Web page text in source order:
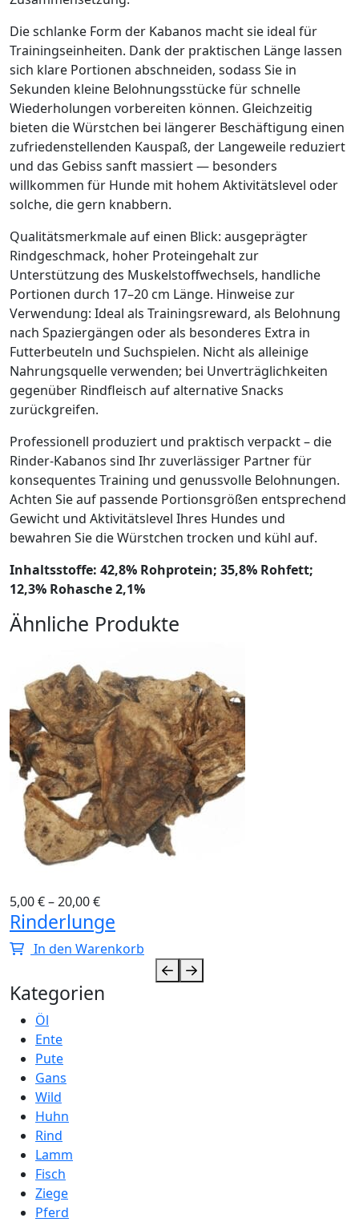
Die schlanke Form der Kabanos macht sie ideal für
Trainingseinheiten. Dank der praktischen Länge lassen
sich klare Portionen abschneiden, sodass Sie in
Sekunden kleine Belohnungsstücke für schnelle
Wiederholungen vorbereiten können. Gleichzeitig
bieten die Würstchen bei längerer Beschäftigung einen
zufriedenstellenden Kauspaß, der Langeweile reduziert
und das Gebiss sanft massiert — besonders
willkommen für Hunde mit hohem Aktivitätslevel oder
solche, die gern knabbern.
Qualitätsmerkmale auf einen Blick: ausgeprägter
Rindgeschmack, hoher Proteingehalt zur
Unterstützung des Muskelstoffwechsels, handliche
Portionen durch 17–20 cm Länge. Hinweise zur
Verwendung: Ideal als Trainingsreward, als Belohnung
nach Spaziergängen oder als besonderes Extra in
Futterbeuteln und Suchspielen. Nicht als alleinige
Nahrungsquelle verwenden; bei Unverträglichkeiten
gegenüber Rindfleisch auf alternative Snacks
zurückgreifen.
Professionell produziert und praktisch verpackt – die
Rinder-Kabanos sind Ihr zuverlässiger Partner für
konsequentes Training und genussvolle Belohnungen.
Achten Sie auf passende Portionsgrößen entsprechend
Gewicht und Aktivitätslevel Ihres Hundes und
bewahren Sie die Würstchen trocken und kühl auf.
Inhaltsstoffe: 42,8% Rohprotein; 35,8% Rohfett;
12,3% Rohasche 2,1%
Ähnliche Produkte
5,00€–20,00€
Rinderlunge
In den Warenkorb
Kategorien
Öl
Ente
Pute
Gans
Wild
Huhn
Rind
Lamm
Fisch
Ziege
Pferd